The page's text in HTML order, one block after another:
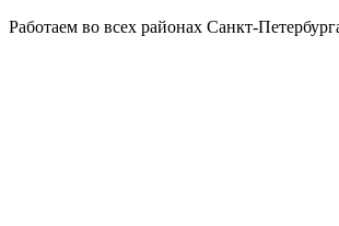
Работаем во всех районах Санкт-